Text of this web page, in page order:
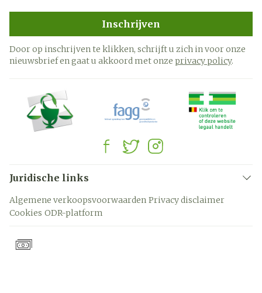
Inschrijven
Door op inschrijven te klikken, schrijft u zich in voor onze
nieuwsbrief en gaat u akkoord met onze privacy policy.
Juridische links
Algemene verkoopsvoorwaarden Privacy disclaimer
Cookies ODR-platform